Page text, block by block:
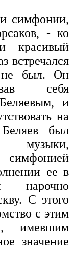
симфонии,
- ко
красивый
встречался
не был. Он
себя
и
на
был
музыки,
ее в
нарочно
С этого
с этим
имевшим
значение